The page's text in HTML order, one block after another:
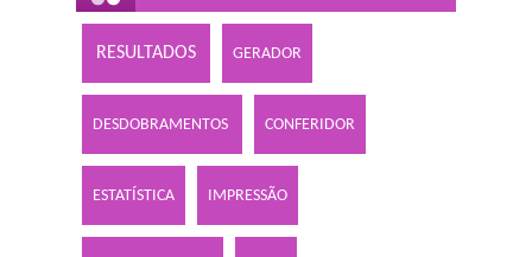
RESULTADOS GERADOR
DESDOBRAMENTOS CONFERIDOR
ESTATÍSTICA IMPRESSÃO